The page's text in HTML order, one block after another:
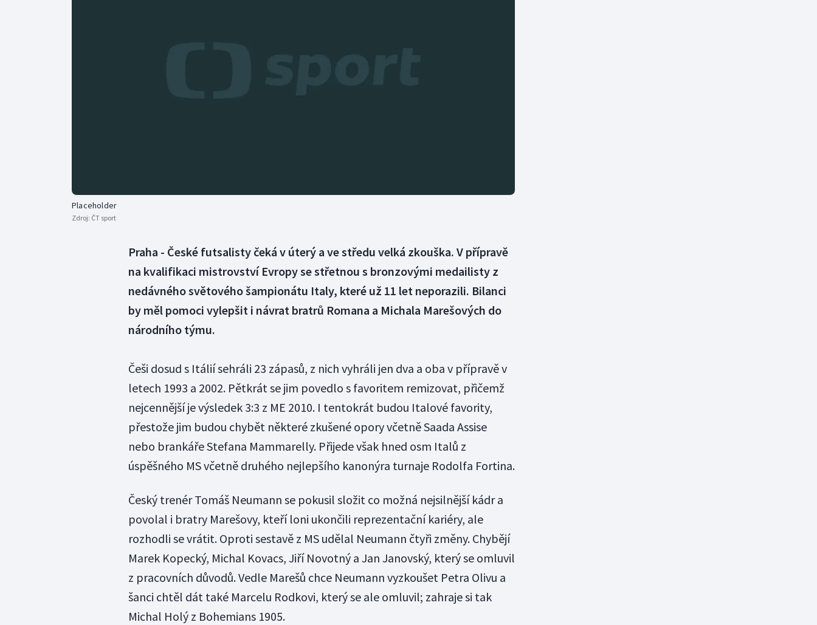
Placeholder
Zdroj: ČT sport
Praha - České futsalisty čeká v úterý a ve středu velká zkouška. V přípravě
na kvalifikaci mistrovství Evropy se střetnou s bronzovými medailisty z
nedávného světového šampionátu Italy, které už 11 let neporazili. Bilanci
by měl pomoci vylepšit i návrat bratrů Romana a Michala Marešových do
národního týmu.
Češi dosud s Itálií sehráli 23 zápasů, z nich vyhráli jen dva a oba v přípravě v
letech 1993 a 2002. Pětkrát se jim povedlo s favoritem remizovat, přičemž
nejcennější je výsledek 3:3 z ME 2010. I tentokrát budou Italové favority,
přestože jim budou chybět některé zkušené opory včetně Saada Assise
nebo brankáře Stefana Mammarelly. Přijede však hned osm Italů z
úspěšného MS včetně druhého nejlepšího kanonýra turnaje Rodolfa Fortina.
Český trenér Tomáš Neumann se pokusil složit co možná nejsilnější kádr a
povolal i bratry Marešovy, kteří loni ukončili reprezentační kariéry, ale
rozhodli se vrátit. Oproti sestavě z MS udělal Neumann čtyři změny. Chybějí
Marek Kopecký, Michal Kovacs, Jiří Novotný a Jan Janovský, který se omluvil
z pracovních důvodů. Vedle Marešů chce Neumann vyzkoušet Petra Olivu a
šanci chtěl dát také Marcelu Rodkovi, který se ale omluvil; zahraje si tak
Michal Holý z Bohemians 1905.